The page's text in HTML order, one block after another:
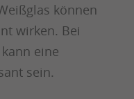
können
wirken. Bei
eine
sein.